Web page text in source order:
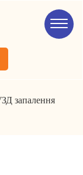
запалення